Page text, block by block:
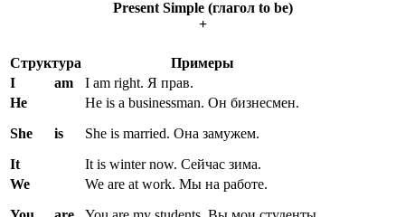
Present Simple (глагол to be)
+
Структура
Примеры
I
am
I am right. Я прав.
He
She
It
is
He is a businessman. Он бизнесмен.
She is married. Она замужем.
It is winter now. Сейчас зима.
We
We are at work. Мы на работе.